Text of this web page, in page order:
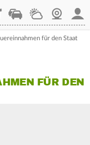
StaupilotWetterWebcam
für den Staat
FÜR DEN